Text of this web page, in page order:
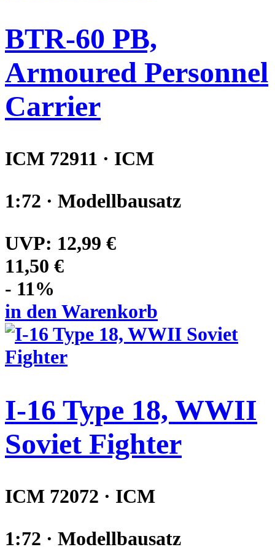
BTR-60 PB,
Armoured Personnel
Carrier
ICM 72911 · ICM
1:72 · Modellbausatz
UVP: 12,99 €
11,50 €
- 11%
in den Warenkorb
I-16 Type 18, WWII
Soviet Fighter
ICM 72072 · ICM
1:72 · Modellbausatz